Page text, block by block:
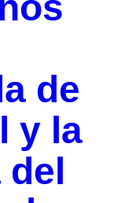
de
y la